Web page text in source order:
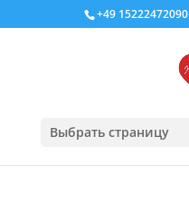
+49 15222472090
Выбрать страницу